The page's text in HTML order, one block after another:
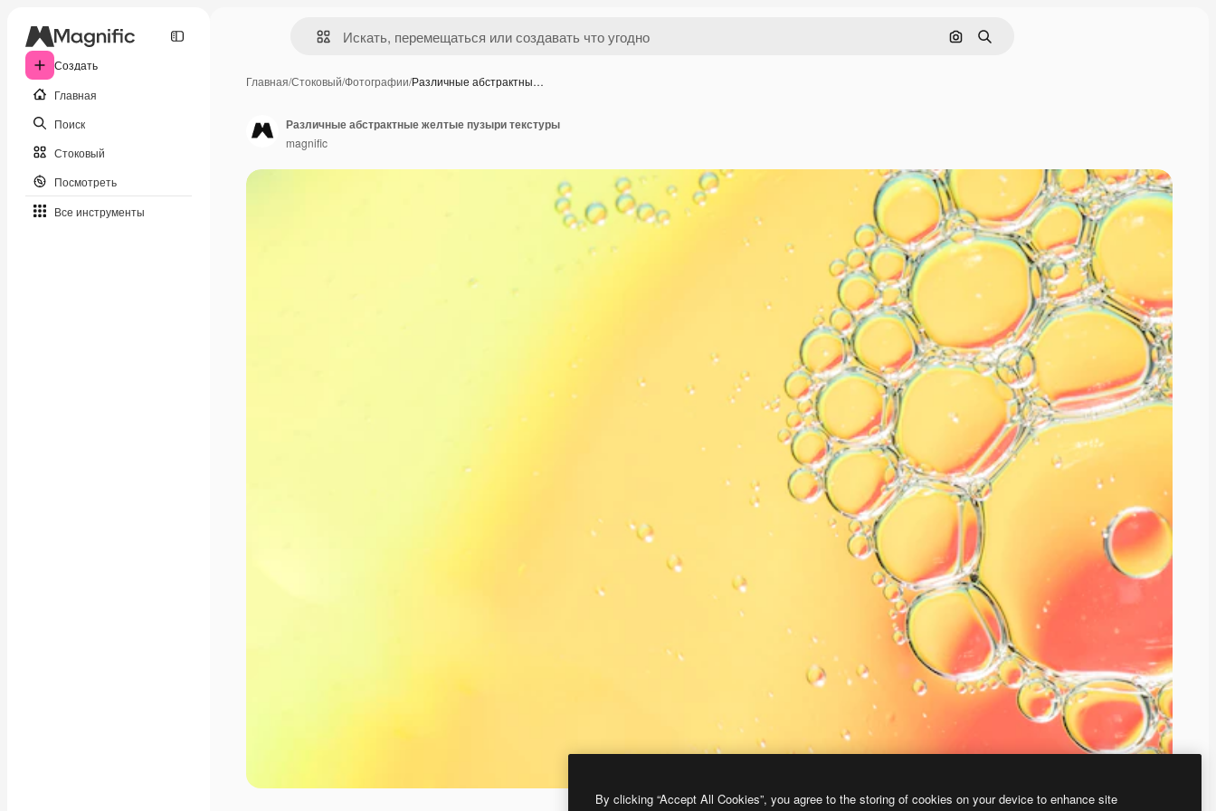
Создать
Главная
Поиск
Стоковый
Посмотреть
Все инструменты
Поиск по изображению
Поиск
Главная/Стоковый/Фотографии/Различные абстрактны…
Различные абстрактные желтые пузыри текстуры
magnific
By clicking “Accept All Cookies”, you agree to the storing of cookies on your device to enhance site